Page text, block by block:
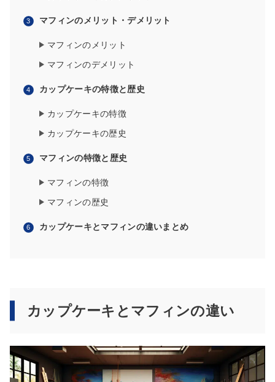
マフィンのメリット・デメリット
マフィンのメリット
マフィンのデメリット
カップケーキの特徴と歴史
カップケーキの特徴
カップケーキの歴史
マフィンの特徴と歴史
マフィンの特徴
マフィンの歴史
カップケーキとマフィンの違いまとめ
カップケーキとマフィンの違い